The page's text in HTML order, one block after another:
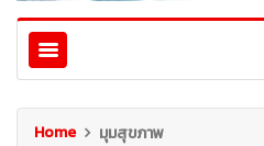
Home
มุมสุขภาพ